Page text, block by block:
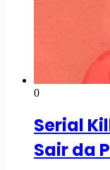
0
Serial
Sair da